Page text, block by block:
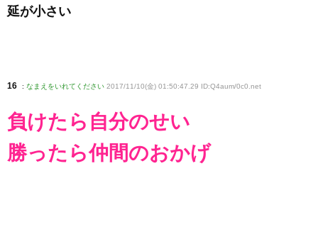
延が小さい
16 : なまえをいれてください 2017/11/10(金) 01:50:47.29 ID:Q4aum/0c0 .net
負けたら自分のせい
勝ったら仲間のおかげ